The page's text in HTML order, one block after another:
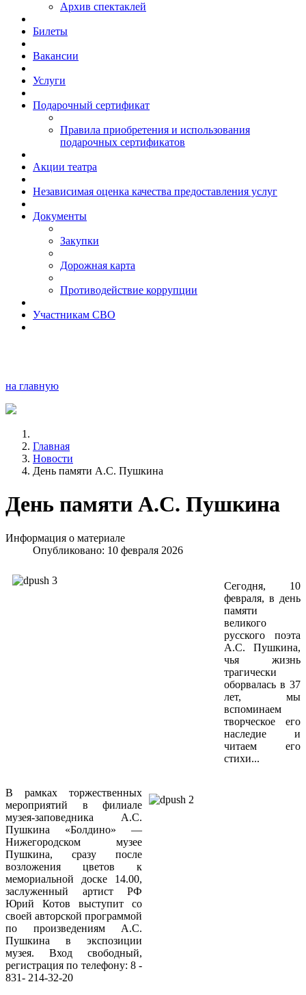
Архив спектаклей
Билеты
Вакансии
Услуги
Подарочный сертификат
Правила приобретения и использования
подарочных сертификатов
Акции театра
Независимая оценка качества предоставления услуг
Документы
Закупки
Дорожная карта
Противодействие коррупции
Участникам СВО
на главную
Главная
Новости
День памяти А.С. Пушкина
День памяти А.С. Пушкина
Информация о материале
Опубликовано: 10 февраля 2026
Сегодня, 10
февраля, в день
памяти
великого
русского поэта
А.С. Пушкина,
чья жизнь
трагически
оборвалась в 37
лет, мы
вспоминаем
творческое его
наследие и
читаем его
стихи...
В рамках торжественных
мероприятий в филиале
музея-заповедника А.С.
Пушкина «Болдино» —
Нижегородском музее
Пушкина, сразу после
возложения цветов к
мемориальной доске 14.00,
заслуженный артист РФ
Юрий Котов выступит со
своей авторской программой
по произведениям А.С.
Пушкина в экспозиции
музея. Вход свободный,
регистрация по телефону: 8 -
831- 214-32-20